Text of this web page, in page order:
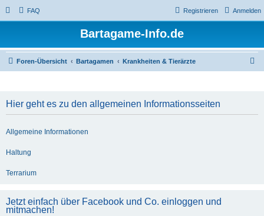
FAQ Anmelden
Registrieren
Bartagame-Info.de
Foren-Übersicht Bartagamen Krankheiten & Tierärzte
e
Hier geht es zu den allgemeinen Informationsseiten
Allgemeine Informationen
Haltung
Terrarium
Jetzt einfach über Facebook und Co. einloggen und
mitmachen!